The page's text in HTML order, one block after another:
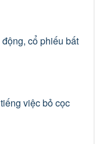
cổ phiếu bất
việc bỏ cọc